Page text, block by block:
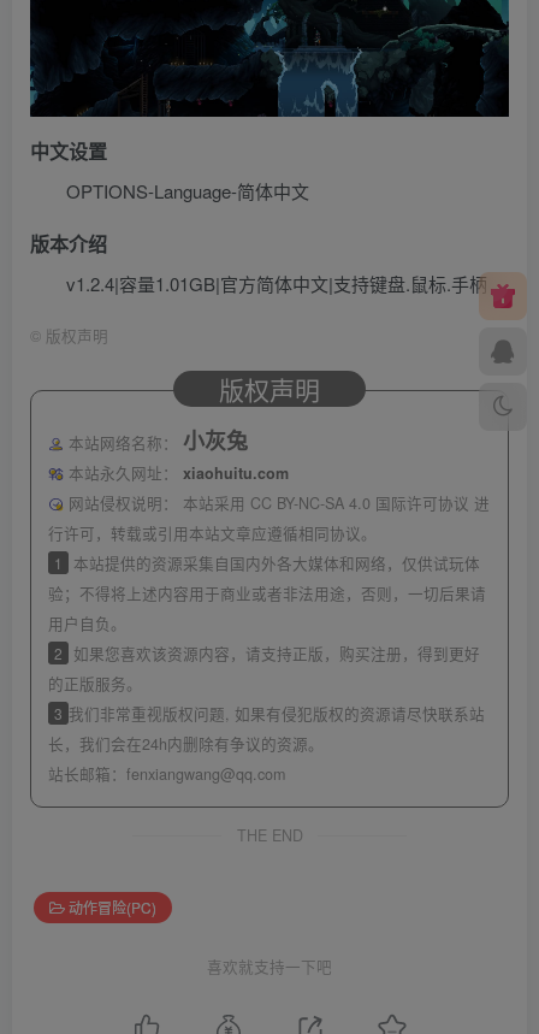
中文设置
OPTIONS-Language-简体中文
版本介绍
v1.2.4|容量1.01GB|官方简体中文|支持键盘.鼠标.手柄
© 版权声明
版权声明
本站网络名称： 小灰兔
本站永久网址：
xiaohuitu.com
网站侵权说明：
本站采用 CC BY-NC-SA 4.0 国际许可协议 进
行许可，转载或引用本站文章应遵循相同协议。
1
本站提供的资源采集自国内外各大媒体和网络，仅供试玩体
验；不得将上述内容用于商业或者非法用途，否则，一切后果请
用户自负。
2
如果您喜欢该资源内容，请支持正版，购买注册，得到更好
的正版服务。
3 我们非常重视版权问题, 如果有侵犯版权的资源请尽快联系站
长，我们会在24h内删除有争议的资源。
站长邮箱： fenxiangwang@qq.com
THE END
动作冒险(PC)
喜欢就支持一下吧